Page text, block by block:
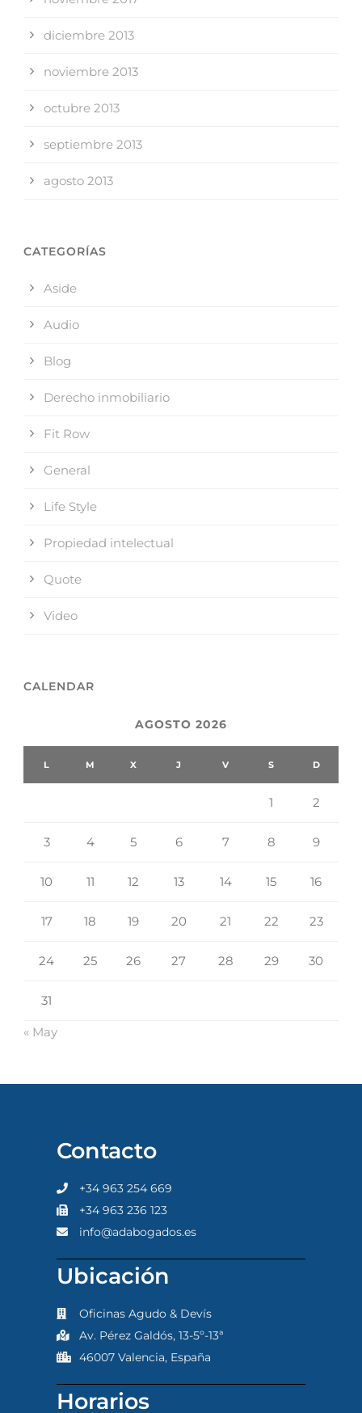
diciembre 2013
noviembre 2013
octubre 2013
septiembre 2013
agosto 2013
CATEGORÍAS
Aside
Audio
Blog
Derecho inmobiliario
Fit Row
General
Life Style
Propiedad intelectual
Quote
Video
CALENDAR
AGOSTO 2026
L M X J V S D
1 2
3 4 5 6 7 8 9
10 11 12 13 14 15 16
17 18 19 20 21 22 23
24 25 26 27 28 29 30
31
« May
Contacto
+34 963 254 669
+34 963 236 123
info@adabogados.es
Ubicación
Oficinas Agudo & Devís
Av. Pérez Galdós, 13-5º-13ª
46007 Valencia, España
Horarios